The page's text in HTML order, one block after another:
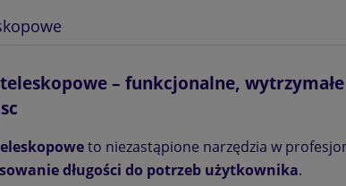
– funkcjonalne,
to niezastąpione narzędzia w
długości do potrzeb użytkownika.